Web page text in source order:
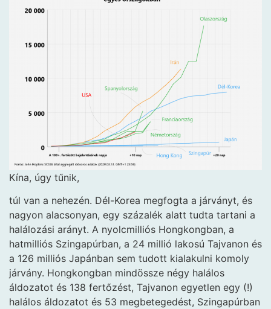
Kína, úgy tűnik,
túl van a nehezén. Dél-Korea megfogta a járványt, és
nagyon alacsonyan, egy százalék alatt tudta tartani a
halálozási arányt. A nyolcmilliós Hongkongban, a
hatmilliós Szingapúrban, a 24 millió lakosú Tajvanon és
a 126 milliós Japánban sem tudott kialakulni komoly
járvány. Hongkongban mindössze négy halálos
áldozatot és 138 fertőzést, Tajvanon egyetlen egy (!)
halálos áldozatot és 53 megbetegedést, Szingapúrban